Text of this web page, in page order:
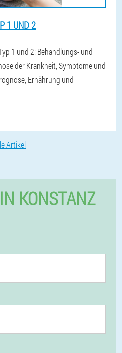
1 UND 2
1 und 2: Behandlungs- und
der Krankheit, Symptome und
Ernährung und
Artikel
KONSTANZ